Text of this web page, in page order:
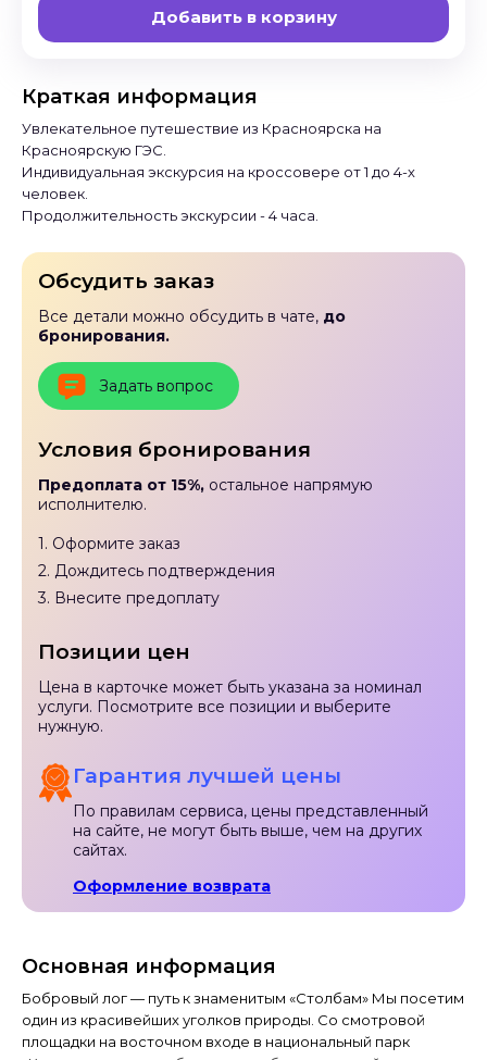
Добавить в корзину
Краткая информация
Увлекательное путешествие из Красноярска на
Красноярскую ГЭС.
Индивидуальная экскурсия на кроссовере от 1 до 4-х
человек.
Продолжительность экскурсии - 4 часа.
Обсудить заказ
Все детали можно обсудить в чате, до
бронирования.
Задать вопрос
Условия бронирования
Предоплата от 15%, остальное напрямую
исполнителю.
1. Оформите заказ
2. Дождитесь подтверждения
3. Внесите предоплату
Позиции цен
Цена в карточке может быть указана за номинал
услуги. Посмотрите все позиции и выберите
нужную.
Гарантия лучшей цены
По правилам сервиса, цены представленный
на сайте, не могут быть выше, чем на других
сайтах.
Оформление возврата
Основная информация
Бобровый лог — путь к знаменитым «Столбам» Мы посетим
один из красивейших уголков природы. Со смотровой
площадки на восточном входе в национальный парк